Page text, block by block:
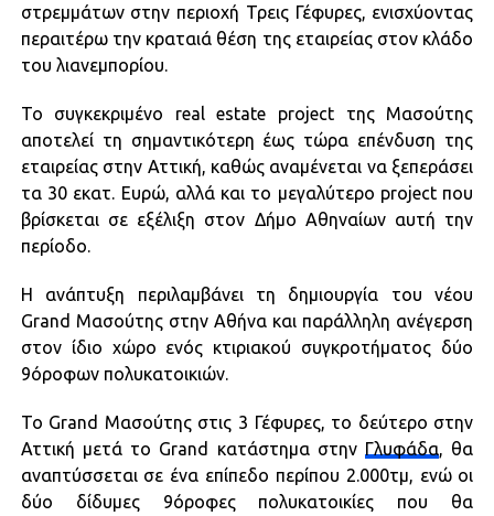
στρεμμάτων στην περιοχή Τρεις Γέφυρες, ενισχύοντας
περαιτέρω την κραταιά θέση της εταιρείας στον κλάδο
του λιανεμπορίου.
Το συγκεκριμένο real estate project της Μασούτης
αποτελεί τη σημαντικότερη έως τώρα επένδυση της
εταιρείας στην Αττική, καθώς αναμένεται να ξεπεράσει
τα 30 εκατ. Ευρώ, αλλά και το μεγαλύτερο project που
βρίσκεται σε εξέλιξη στον Δήμο Αθηναίων αυτή την
περίοδο.
Η ανάπτυξη περιλαμβάνει τη δημιουργία του νέου
Grand Μασούτης στην Αθήνα και παράλληλη ανέγερση
στον ίδιο χώρο ενός κτιριακού συγκροτήματος δύο
9όροφων πολυκατοικιών.
Το Grand Μασούτης στις 3 Γέφυρες, το δεύτερο στην
Αττική μετά το Grand κατάστημα στην Γλυφάδα, θα
αναπτύσσεται σε ένα επίπεδο περίπου 2.000τμ, ενώ οι
δύο δίδυμες 9όροφες πολυκατοικίες που θα